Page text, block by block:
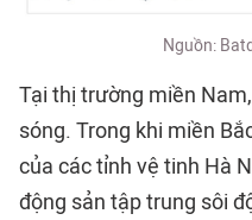
Nguồn:
Tại thị trường miền
sóng. Trong khi miền
của các tỉnh vệ tinh Hà
động sản tập trung sôi